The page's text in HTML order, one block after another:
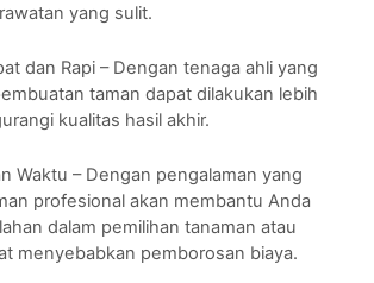
yang sulit.
dan Rapi – Dengan tenaga ahli yang
taman dapat dilakukan lebih
kualitas hasil akhir.
Waktu – Dengan pengalaman yang
profesional akan membantu Anda
dalam pemilihan tanaman atau
menyebabkan pemborosan biaya.